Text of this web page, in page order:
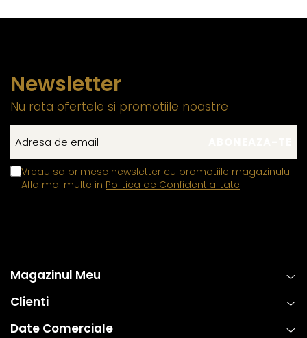
Newsletter
Nu rata ofertele si promotiile noastre
Vreau sa primesc newsletter cu promotiile magazinului.
Afla mai multe in Politica de Confidentialitate
Magazinul Meu
Clienti
Date Comerciale